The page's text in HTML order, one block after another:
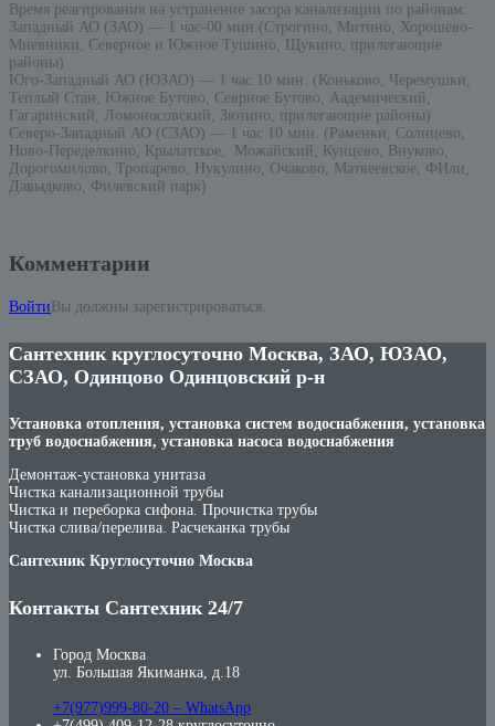
Время реагирования на устранение засора канализации по районам:
Западный АО (ЗАО) — 1 час-00 мин.(Строгино, Митино, Хорошево-
Мневники, Северное и Южное Тушино, Щукино, прилегающие
районы)
Юго-Западный АО (ЮЗАО) — 1 час 10 мин. (Коньково, Черемушки,
Теплый Стан, Южное Бутово, Севрное Бутово, Аадемический,
Гагаринский, Ломоносовский, Зюзино, прилегающие районы)
Северо-Западный АО (СЗАО) — 1 час 10 мин. (Раменки, Солнцево,
Ново-Переделкино, Крылатское, Можайский, Кунцево, Внуково,
Дорогомилово, Тропарево, Нукулино, Очаково, Матвеевское, ФИли,
Давыдково, Филевский парк)
Комментарии
Войти Вы должны зарегистрироваться.
Сантехник круглосуточно Москва, ЗАО, ЮЗАО,
СЗАО, Одинцово Одинцовский р-н
Установка отопления, установка систем водоснабжения, установка
труб водоснабжения, установка насоса водоснабжения
Демонтаж-установка унитаза
Чистка канализационной трубы
Чистка и переборка сифона. Прочистка трубы
Чистка слива/перелива. Расчеканка трубы
Сантехник Круглосуточно Москва
Контакты Сантехник 24/7
Город Москва
ул. Большая Якиманка, д.18
+7(977)999-80-20 – WhatsApp